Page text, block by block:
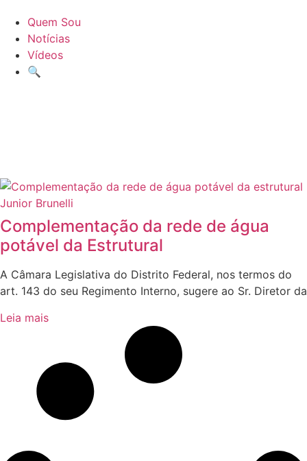
Quem Sou
Notícias
Vídeos
🔍
Complementação da rede de água
potável da Estrutural
A Câmara Legislativa do Distrito Federal, nos termos do
art. 143 do seu Regimento Interno, sugere ao Sr. Diretor da
Leia mais